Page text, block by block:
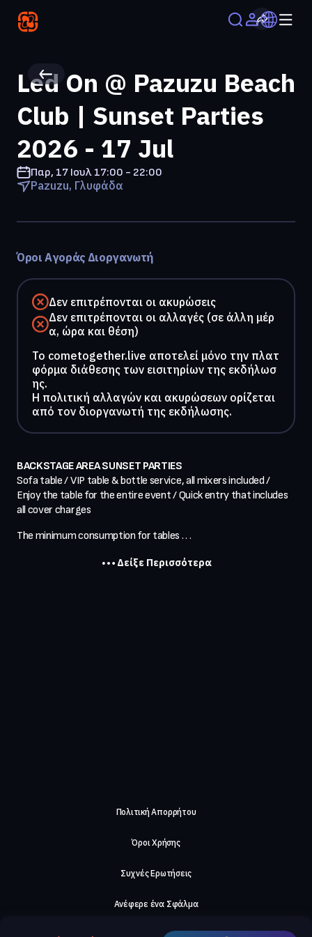
Led On @ Pazuzu Beach
Club | Sunset Parties
2026 - 17 Jul
Παρ, 17 Ιουλ17:00 - 22:00
Pazuzu, Γλυφάδα
Όροι Αγοράς Διοργανωτή
Δεν επιτρέπονται οι ακυρώσεις
Δεν επιτρέπονται οι αλλαγές (σε άλλη μέρ
α, ώρα και θέση)
To cometogether.live αποτελεί μόνο την πλατ
φόρμα διάθεσης των εισιτηρίων της εκδήλωσ
ης.
Η πολιτική αλλαγών και ακυρώσεων ορίζεται
από τον διοργανωτή της εκδήλωσης.
BACKSTAGE AREA SUNSET PARTIES
Sofa table / VIP table & bottle service, all mixers included /
Enjoy the table for the entire event / Quick entry that includes
all cover charges
The minimum consumption for tables . . .
Δείξε Περισσότερα
Πολιτική Απορρήτου
Όροι Χρήσης
Συχνές Ερωτήσεις
Ανέφερε ένα Σφάλμα
Σχετικά με μας